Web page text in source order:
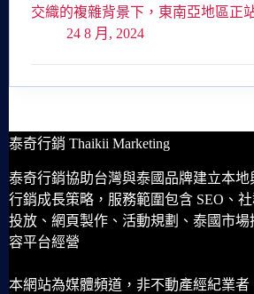
交織的複雜背景下，東南亞地區正
24 8 月, 2024
泰奇行銷 Thaikii Marketing
泰奇行銷協助台灣與泰國品牌建立本地
行銷成長策略，服務範圍包含 SEO、
投放、網頁製作、活動規劃、泰國市場
容平台經營
本網站為媒體頻道，非不動產經紀業者